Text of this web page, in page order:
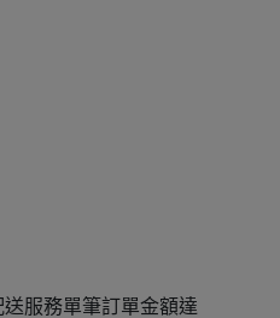
服務單筆訂單金額達